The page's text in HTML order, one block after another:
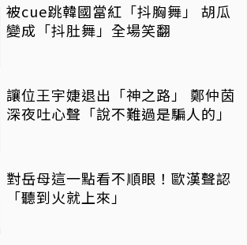
被cue跳韓國當紅「抖胸舞」 胡瓜
變成「抖肚舞」全場笑翻
讓位王宇婕退出「神之路」 鄭仲茵
深夜吐心聲「說不難過是騙人的」
對岳母這一點看不順眼！歐漢聲認
「聽到火就上來」